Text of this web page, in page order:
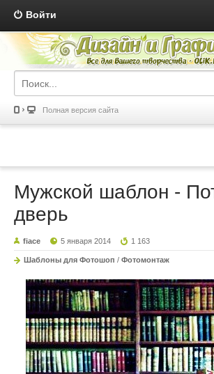
Войти
Полная версия сайта
Мужской шаблон -
дверь
fiace 5 января 2014 1 163
Шаблоны для Фотошоп / Фотомонтаж